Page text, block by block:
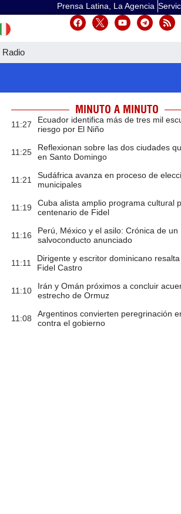
Prensa Latina, La Agencia
Radio
MINUTO A MINUTO
11:27
Ecuador identifica más de tres mil
riesgo por El Niño
11:25
Reflexionan sobre las dos ciudades
en Santo Domingo
11:21
Sudáfrica avanza en proceso de
municipales
11:19
Cuba alista amplio programa cultural
centenario de Fidel
11:16
Perú, México y el asilo: Crónica de un
salvoconducto anunciado
11:11
Dirigente y escritor dominicano
Fidel Castro
11:10
Irán y Omán próximos a concluir
estrecho de Ormuz
11:08
Argentinos convierten peregrinación
contra el gobierno